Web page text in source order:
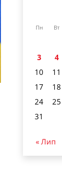
Пн Вт
3
4
10
11
17
18
24
25
31
« Лип